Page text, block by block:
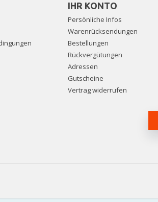
IHR KONTO
Persönliche Infos
Warenrücksendungen
Bestellungen
Rückvergütungen
Adressen
Gutscheine
Vertrag widerrufen